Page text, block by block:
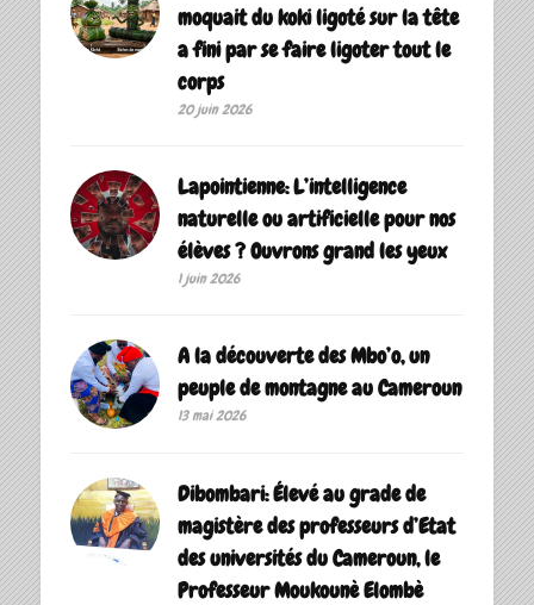
moquait du koki ligoté sur la tête
a fini par se faire ligoter tout le
corps
20 juin 2026
Lapointienne: L’intelligence
naturelle ou artificielle pour nos
élèves ? Ouvrons grand les yeux
1 juin 2026
A la découverte des Mbo’o, un
peuple de montagne au Cameroun
13 mai 2026
Dibombari: Élevé au grade de
magistère des professeurs d’Etat
des universités du Cameroun, le
Professeur Moukounè Elombè